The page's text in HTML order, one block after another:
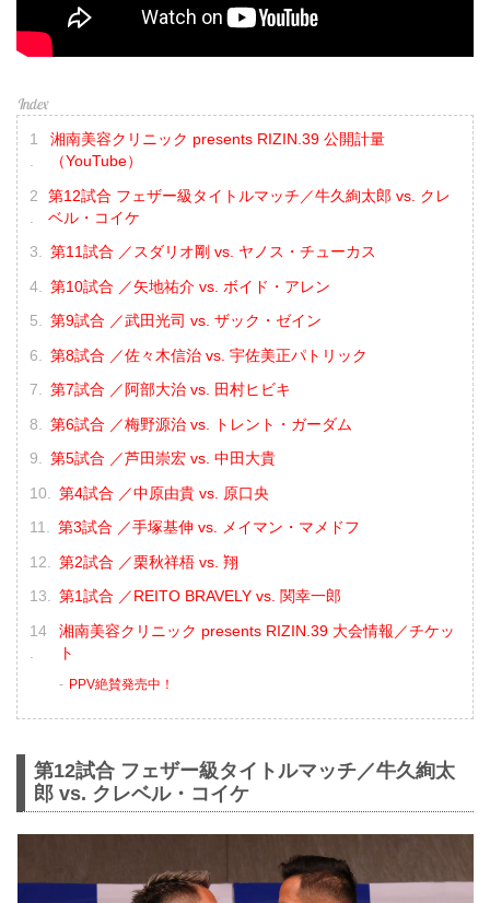
湘南美容クリニック presents RIZIN.39 公開計量
（YouTube）
第12試合 フェザー級タイトルマッチ／牛久絢太郎 vs. クレ
ベル・コイケ
第11試合 ／スダリオ剛 vs. ヤノス・チューカス
第10試合 ／矢地祐介 vs. ボイド・アレン
第9試合 ／武田光司 vs. ザック・ゼイン
第8試合 ／佐々木信治 vs. 宇佐美正パトリック
第7試合 ／阿部大治 vs. 田村ヒビキ
第6試合 ／梅野源治 vs. トレント・ガーダム
第5試合 ／芦田崇宏 vs. 中田大貴
第4試合 ／中原由貴 vs. 原口央
第3試合 ／手塚基伸 vs. メイマン・マメドフ
第2試合 ／栗秋祥梧 vs. 翔
第1試合 ／REITO BRAVELY vs. 関幸一郎
湘南美容クリニック presents RIZIN.39 大会情報／チケッ
ト
PPV絶賛発売中！
第12試合 フェザー級タイトルマッチ／牛久絢太
郎 vs. クレベル・コイケ